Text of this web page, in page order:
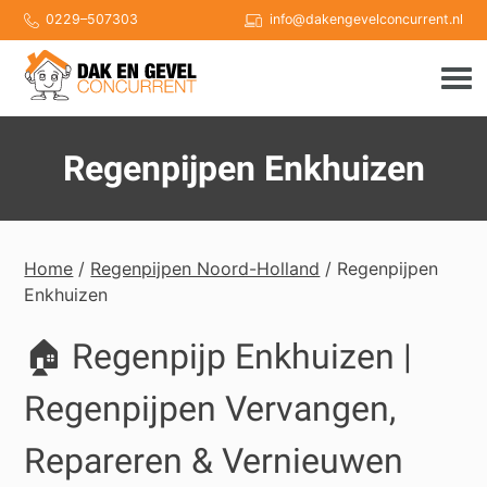
Skip
to
content
0229–507303 info@dakengevelconcurrent.nl
Regenpijpen Enkhuizen
Home / Regenpijpen Noord-Holland / Regenpijpen
Enkhuizen
🏠 Regenpijp Enkhuizen |
Regenpijpen Vervangen,
Repareren & Vernieuwen